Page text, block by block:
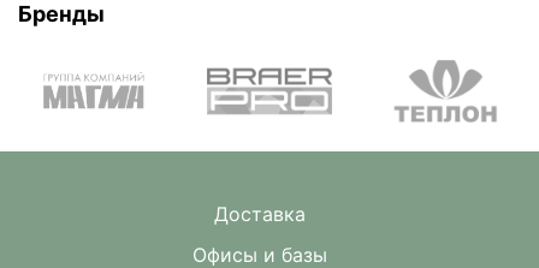
Бренды
Доставка
Офисы и базы